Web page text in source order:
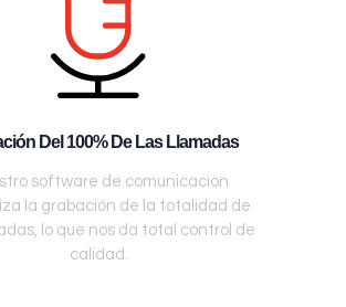
Del 100% De Las Llamadas
software de comunicación
la grabación de la totalidad de
lo que nos da total control de
calidad.